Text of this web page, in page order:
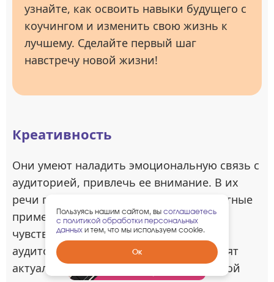
узнайте, как освоить навыки будущего с
коучингом и изменить свою жизнь к
лучшему. Сделайте первый шаг
навстречу новой жизни!
Креативность
Они умеют наладить эмоциональную связь с
аудиторией, привлечь ее внимание. В их
речи присутствуют остроумные, эффектные
примеры, интересные истории. Они
чувствуют психологический настрой
аудитории, проявляют гибкость, находят
актуальные темы для каждой конкретной
Забрать
гарантированный
Пользуясь нашим сайтом, вы соглашаетесь
с политикой обработки персональных
данных и тем, что мы используем cookie.
Ок